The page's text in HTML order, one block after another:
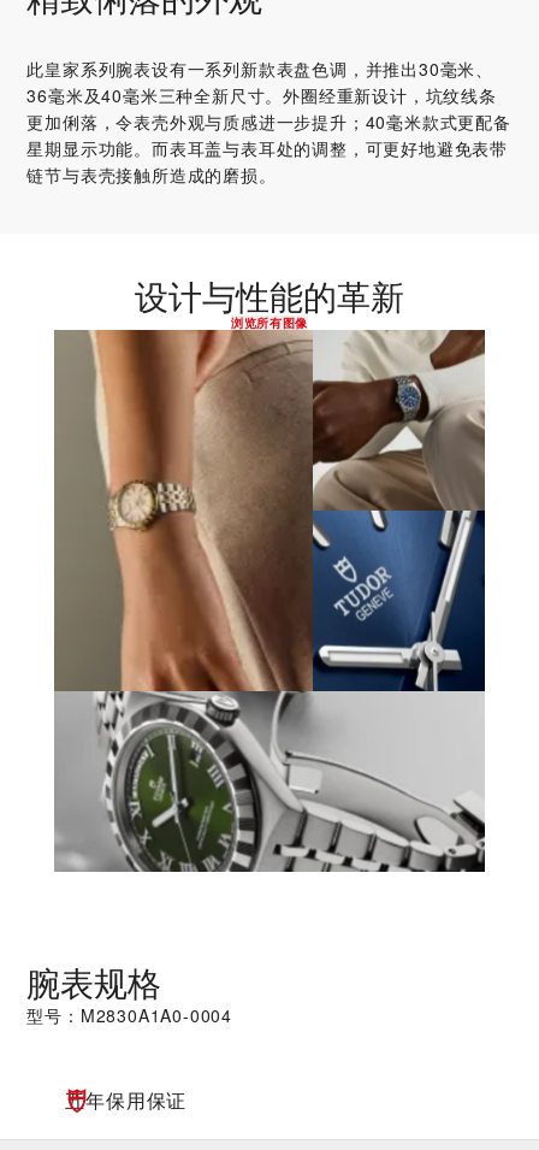
此皇家系列腕表设有一系列新款表盘色调，并推出30毫米、
36毫米及40毫米三种全新尺寸。外圈经重新设计，坑纹线条
更加俐落，令表壳外观与质感进一步提升；40毫米款式更配备
星期显示功能。而表耳盖与表耳处的调整，可更好地避免表带
链节与表壳接触所造成的磨损。
设计与性能的革新
浏览所有图像
腕表规格
型号：M2830A1A0-0004
五年保用保证